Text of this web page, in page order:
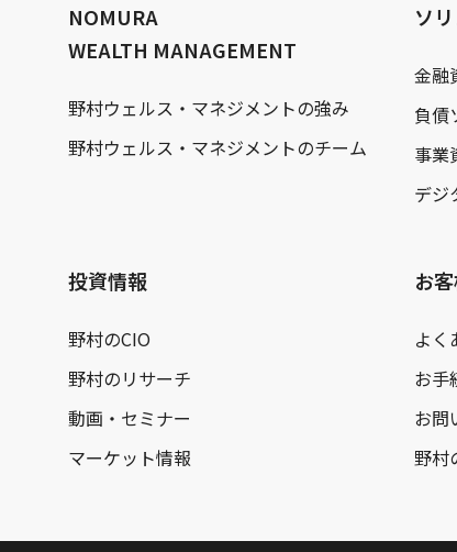
NOMURA
WEALTH MANAGEMENT
野村ウェルス・マネジメントの強み
野村ウェルス・マネジメントのチーム
ソ
金融
負債
事業
デジ
投資情報
野村のCIO
野村のリサーチ
動画・セミナー
マーケット情報
お
よく
お手
お問
野村